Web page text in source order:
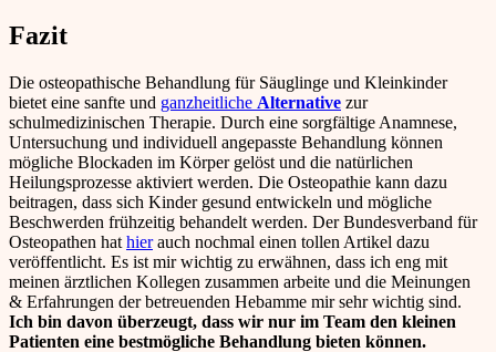
Fazit
Die osteopathische Behandlung für Säuglinge und Kleinkinder
bietet eine sanfte und ganzheitliche Alternative zur
schulmedizinischen Therapie. Durch eine sorgfältige Anamnese,
Untersuchung und individuell angepasste Behandlung können
mögliche Blockaden im Körper gelöst und die natürlichen
Heilungsprozesse aktiviert werden. Die Osteopathie kann dazu
beitragen, dass sich Kinder gesund entwickeln und mögliche
Beschwerden frühzeitig behandelt werden. Der Bundesverband für
Osteopathen hat hierauch nochmal einen tollen Artikel dazu
veröffentlicht. Es ist mir wichtig zu erwähnen, dass ich eng mit
meinen ärztlichen Kollegen zusammen arbeite und die Meinungen
& Erfahrungen der betreuenden Hebamme mir sehr wichtig sind.
Ich bin davon überzeugt, dass wir nur im Team den kleinen
Patienten eine bestmögliche Behandlung bieten können.